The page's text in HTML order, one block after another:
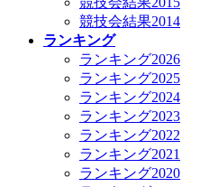
競技会結果2014
ランキング
ランキング2026
ランキング2025
ランキング2024
ランキング2023
ランキング2022
ランキング2021
ランキング2020